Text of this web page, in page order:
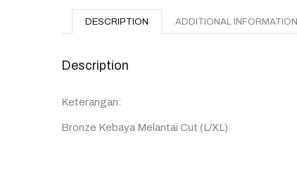
DESCRIPTION ADDITIONAL INFORMATION
Description
Keterangan:
Bronze Kebaya Melantai Cut (L/XL)